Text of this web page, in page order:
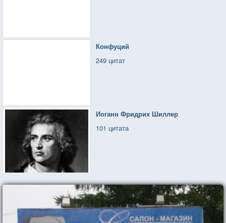
Конфуций
249 цитат
Иоганн Фридрих Шиллер
101 цитата